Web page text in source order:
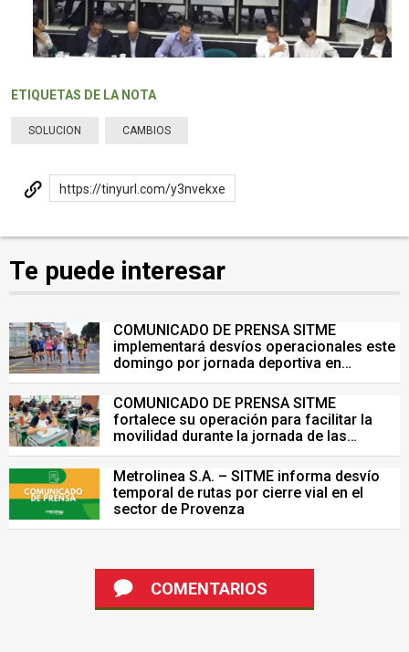
ETIQUETAS DE LA NOTA
SOLUCION CAMBIOS
https://tinyurl.com/y3nvekxe
Te puede interesar
COMUNICADO DE PRENSA SITME
implementará desvíos operacionales este
domingo por jornada deportiva en
Bucaramanga
COMUNICADO DE PRENSA SITME
fortalece su operación para facilitar la
movilidad durante la jornada de las
Pruebas Saber del 26 de julio
Metrolinea S.A. – SITME informa desvío
temporal de rutas por cierre vial en el
sector de Provenza
COMENTARIOS